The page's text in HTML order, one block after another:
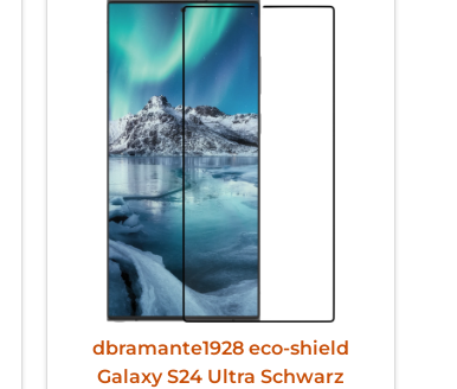
dbramante1928 eco-shield
Galaxy S24 Ultra Schwarz